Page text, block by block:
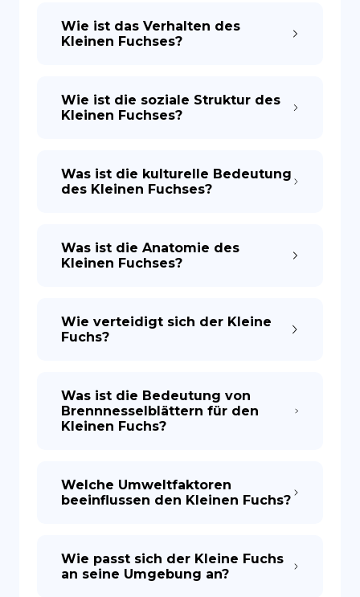
Wie ist das Verhalten des
Kleinen Fuchses?
Wie ist die soziale Struktur des
Kleinen Fuchses?
Was ist die kulturelle Bedeutung
des Kleinen Fuchses?
Was ist die Anatomie des
Kleinen Fuchses?
Wie verteidigt sich der Kleine
Fuchs?
Was ist die Bedeutung von
Brennnesselblättern für den
Kleinen Fuchs?
Welche Umweltfaktoren
beeinflussen den Kleinen Fuchs?
Wie passt sich der Kleine Fuchs
an seine Umgebung an?